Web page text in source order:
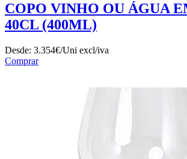
COPO VINHO OU ÁGUA
40CL (400ML)
Desde: 3.354€/Uni excl/iva
Comprar